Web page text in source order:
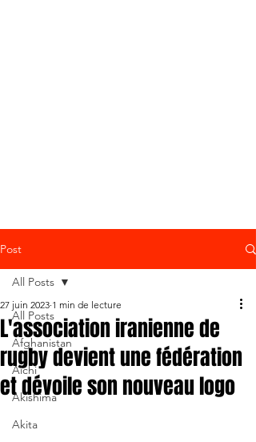
Post
All Posts
Afghanistan
Aichi
Akishima
Akita
All Posts
L'association iranienne de
rugby devient une fédération
et dévoile son nouveau logo
27 juin 2023 1 min de lecture